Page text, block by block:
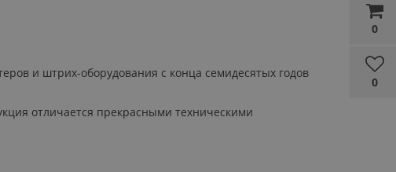
0
0
и штрих-оборудования с конца семидесятых годов
отличается прекрасными техническими